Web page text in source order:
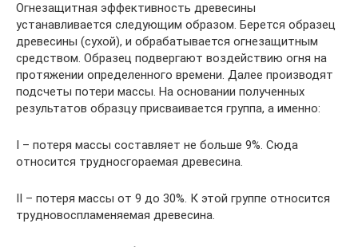
Огнезащитная эффективность древесины
устанавливается следующим образом. Берется образец
древесины (сухой), и обрабатывается огнезащитным
средством. Образец подвергают воздействию огня на
протяжении определенного времени. Далее производят
подсчеты потери массы. На основании полученных
результатов образцу присваивается группа, а именно:
I – потеря массы составляет не больше 9%. Сюда
относится трудносгораемая древесина.
II – потеря массы от 9 до 30%. К этой группе относится
трудновоспламеняемая древесина.